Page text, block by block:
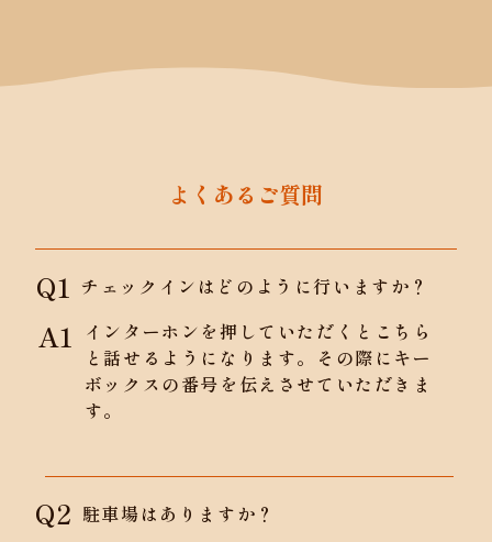
よくあるご質問
Q1 チェックインはどのように行いますか？
A1
インターホンを押していただくとこちら
と話せるようになります。その際にキー
ボックスの番号を伝えさせていただきま
す。
Q2 駐車場はありますか？